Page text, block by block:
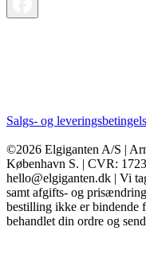
Salgs- og
©2026 Elgiganten A/S |
København S. | CVR:
hello@elgiganten.dk | Vi
samt afgifts- og
bestilling ikke er bindende
behandlet din ordre og